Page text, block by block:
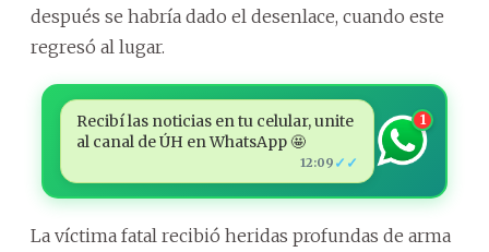
después se habría dado el desenlace, cuando este
regresó al lugar.
Recibí las noticias en tu celular, unite
al canal de ÚH en WhatsApp 🤩
12:09 ✓✓
1
La víctima fatal recibió heridas profundas de arma